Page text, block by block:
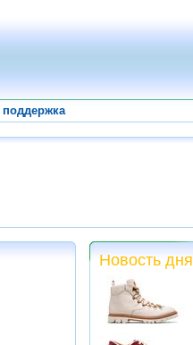
поддержка
Новость дня